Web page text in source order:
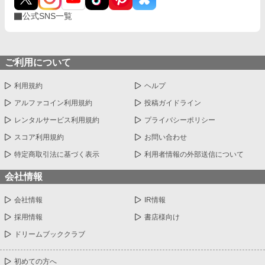
公式SNS一覧
ご利用について
利用規約 ヘルプ
アルファコイン利用規約 投稿ガイドライン
レンタルサービス利用規約 プライバシーポリシー
スコア利用規約 お問い合わせ
特定商取引法に基づく表示 利用者情報の外部送信について
会社情報
会社情報 IR情報
採用情報 書店様向け
ドリームブッククラブ
初めての方へ